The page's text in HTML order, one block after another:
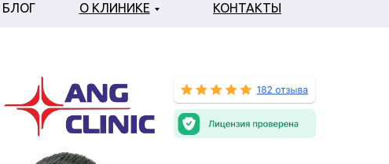
КОНТАКТЫ
О КЛИНИКЕ
БЛОГ